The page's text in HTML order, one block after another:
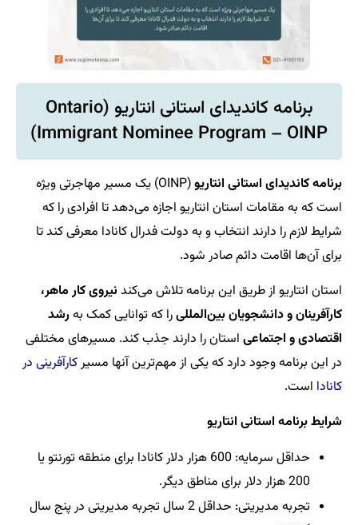
برنامه کاندیدای استانی انتاریو (Ontario
Immigrant Nominee Program – OINP)
برنامه کاندیدای استانی انتاریو
(OINP) یک مسیر مهاجرتی ویژه
است که به مقامات استان انتاریو اجازه می‌دهد تا افرادی را که
شرایط لازم را دارند انتخاب و به دولت فدرال کانادا معرفی کند تا
برای آن‌ها اقامت دائم صادر شود.
استان انتاریو از طریق این برنامه تلاش می‌کند نیروی کار ماهر،
کارآفرینان و دانشجویان بین‌المللیرا که توانایی کمک بهرشد
اقتصادی و اجتماعی استان را دارند جذب کند. مسیرهای مختلفی
در این برنامه وجود دارد که یکی از مهم‌ترین آنها مسیرکارآفرینی در
کانادا است.
شرایط برنامه استانی انتاریو
حداقل سرمایه: 600 هزار دلار کانادا برای منطقه تورنتو یا
200 هزار دلار برای مناطق دیگر.
تجربه مدیریتی: حداقل 2 سال تجربه مدیریتی در پنج سال